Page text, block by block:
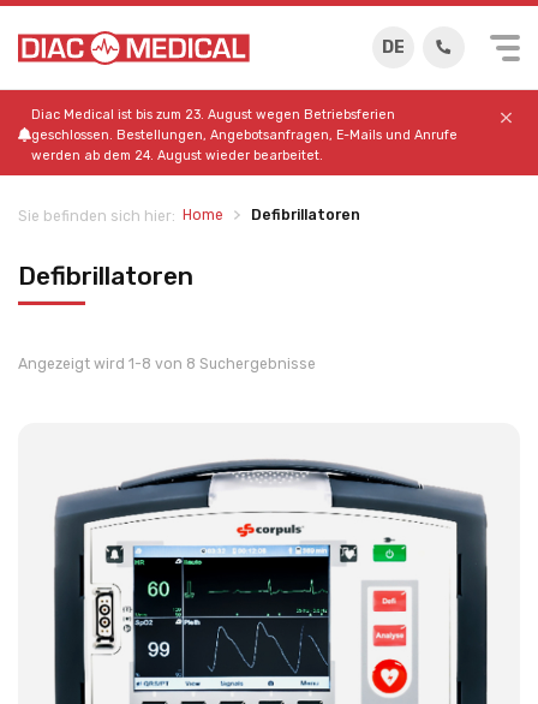
DE
Diac Medical ist bis zum 23. August wegen Betriebsferien
geschlossen. Bestellungen, Angebotsanfragen, E-Mails und Anrufe
werden ab dem 24. August wieder bearbeitet.
Sie befinden sich hier: Home Defibrillatoren
Defibrillatoren
Angezeigt wird 1-8 von 8 Suchergebnisse